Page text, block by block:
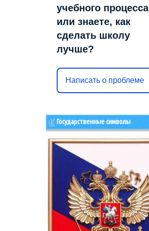
учебного процесса
или знаете, как
сделать школу
лучше?
Написать о проблеме
Государственные символы